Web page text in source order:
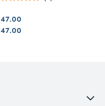
Cena:
47.00
Cena:
47.00